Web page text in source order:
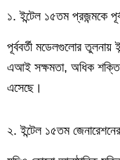
১. ইন্টেল ১৫তম প্রজন্মকে
পূর্ববর্তী মডেলগুলোর
এআই সক্ষমতা, অধিক শক্তি
এসেছে।
২. ইন্টেল ১৫তম